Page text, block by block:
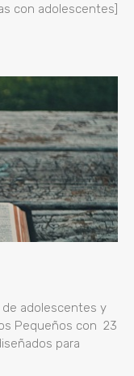
con adolescentes]
de adolescentes y
Pequeños con 23
para